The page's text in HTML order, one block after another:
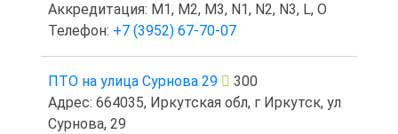
Аккредитация: M1, M2, M3, N1, N2, N3, L, O
Телефон: +7 (3952) 67-70-07
ПТО на улица Сурнова 29
300
Адрес: 664035, Иркутская обл, г Иркутск, ул
Сурнова, 29